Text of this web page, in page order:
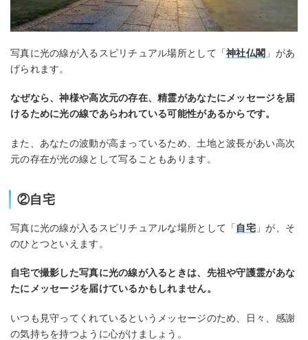
写真に光の線が入るスピリチュアル場所として「神社仏閣 」があ
げられます。
なぜなら、神様や高次元の存在、精霊があなたにメッセージを届
けるために光の線であらわれている可能性があるからです。
また、あなたの波動が高まっているため、土地と波長があい高次
元の存在が光の線として写ることもあります。
②自宅
写真に光の線が入るスピリチュアルな場所として「 自宅 」が、そ
のひとつといえます。
自宅で撮影した写真に光の線が入るときは、先祖や守護霊があな
たにメッセージを届けているかもしれません。
いつも見守ってくれているというメッセージのため、日々、感謝
の気持ちを持つように心がけましょう。